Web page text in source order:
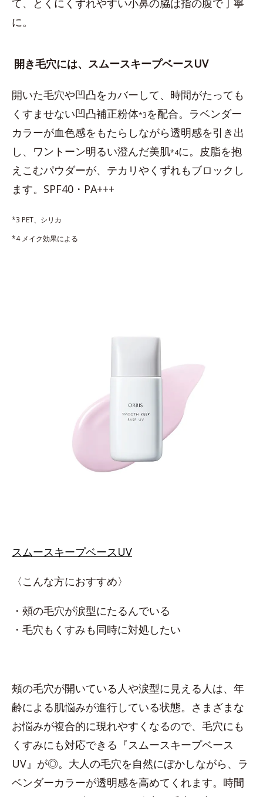
て、とくにくずれやすい小鼻の脇は指の腹で丁寧
に。
開き毛穴には、スムースキープベースUV
開いた毛穴や凹凸をカバーして、時間がたっても
くすませない凹凸補正粉体*3を配合。ラベンダー
カラーが血色感をもたらしながら透明感を引き出
し、ワントーン明るい澄んだ美肌*4に。皮脂を抱
えこむパウダーが、テカリやくずれもブロックし
ます。SPF40・PA+++
*3 PET、シリカ
*4 メイク効果による
スムースキープベースUV
〈こんな方におすすめ〉
・頰の毛穴が涙型にたるんでいる
・毛穴もくすみも同時に対処したい
頰の毛穴が開いている人や涙型に見える人は、年
齢による肌悩みが進行している状態。さまざまな
お悩みが複合的に現れやすくなるので、毛穴にも
くすみにも対応できる『スムースキープベース
UV』が◎。大人の毛穴を自然にぼかしながら、ラ
ベンダーカラーが透明感を高めてくれます。時間